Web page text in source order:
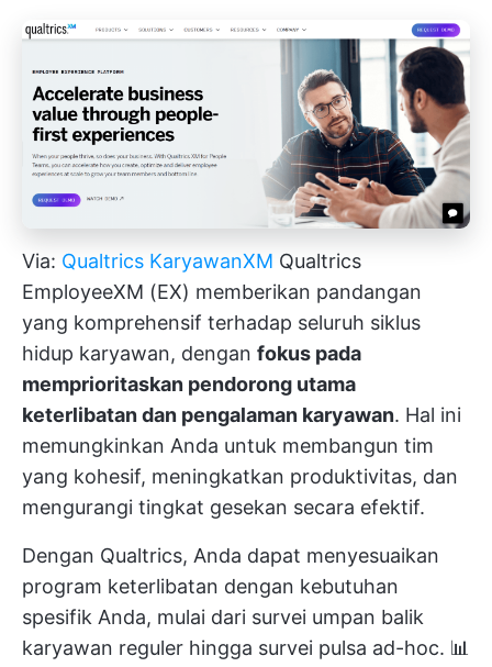
Via: Qualtrics KaryawanXM Qualtrics
EmployeeXM (EX) memberikan pandangan
yang komprehensif terhadap seluruh siklus
hidup karyawan, dengan fokus pada
memprioritaskan pendorong utama
keterlibatan dan pengalaman karyawan. Hal ini
memungkinkan Anda untuk membangun tim
yang kohesif, meningkatkan produktivitas, dan
mengurangi tingkat gesekan secara efektif.
Dengan Qualtrics, Anda dapat menyesuaikan
program keterlibatan dengan kebutuhan
spesifik Anda, mulai dari survei umpan balik
karyawan reguler hingga survei pulsa ad-hoc. 📊